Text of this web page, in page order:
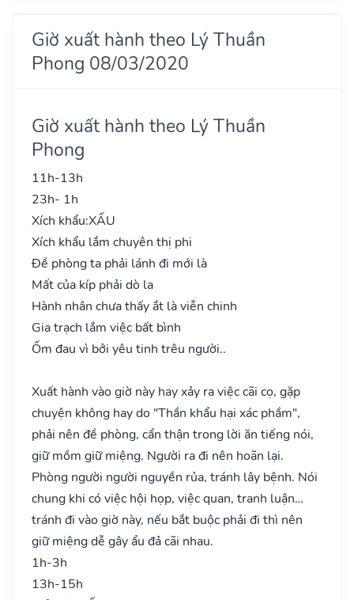
Giờ xuất hành theo Lý Thuần
Phong 08/03/2020
Giờ xuất hành theo Lý Thuần
Phong
11h-13h
23h- 1h
Xích khẩu:XẤU
Xích khẩu lắm chuyên thị phi
Đề phòng ta phải lánh đi mới là
Mất của kíp phải dò la
Hành nhân chưa thấy ắt là viễn chinh
Gia trạch lắm việc bất bình
Ốm đau vì bởi yêu tinh trêu người..
Xuất hành vào giờ này hay xảy ra việc cãi cọ, gặp
chuyện không hay do "Thần khẩu hại xác phầm",
phải nên đề phòng, cẩn thận trong lời ăn tiếng nói,
giữ mồm giữ miệng. Người ra đi nên hoãn lại.
Phòng người người nguyền rủa, tránh lây bệnh. Nói
chung khi có việc hội họp, việc quan, tranh luận…
tránh đi vào giờ này, nếu bắt buộc phải đi thì nên
giữ miệng dễ gây ẩu đả cãi nhau.
1h-3h
13h-15h